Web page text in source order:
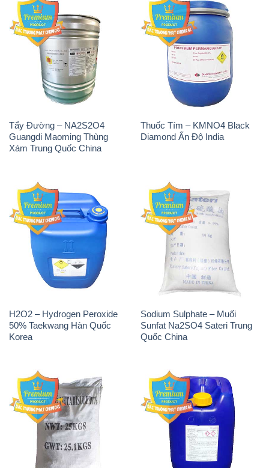
Tẩy Đường – NA2S2O4
Guangdi Maoming Thùng
Xám Trung Quốc China
Thuốc Tím – KMNO4 Black
Diamond Ấn Độ India
H2O2 – Hydrogen Peroxide
50% Taekwang Hàn Quốc
Sodium Sulphate – Muối
Sunfat Na2SO4 Sateri Trung
Quốc China
Sodium Metabisulfite –
NA2S2O5 Trung Quốc China
H2O2 – Hydrogen Peroxide
50% Evonik Indonesia